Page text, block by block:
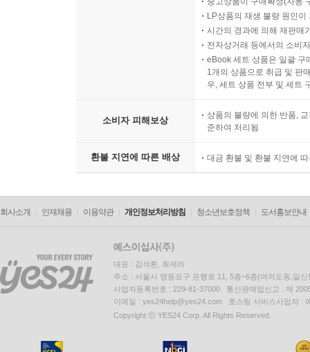
LP상품의 재생 불량 원인
시간의 경과에 의해 재판매
전자상거래 등에서의 소비
eBook 세트 상품은 일괄 구
1개의 상품으로 취급 및 판
우, 세트 상품 전부 및 세트
소비자 피해보상
상품의 불량에 의한 반품,
준하여 처리됨
환불 지연에 따른 배상 대금 환불 및 환불 지연에
회사소개 인재채용 이용약관 개인정보처리방침 청소년보호정책 도서홍보안내
대표 : 김석환, 최세라
주소 : 서울시 영등포구 은행로 11, 5층~6층(여의도동,일신
사업자등록번호 : 229-81-37000 통신판매업신고 : 제
이메일 : yes24help@yes24.com 호스팅 서비스사업자 :
Copyright ⓒ YES24 Corp. All Rights Reserved.